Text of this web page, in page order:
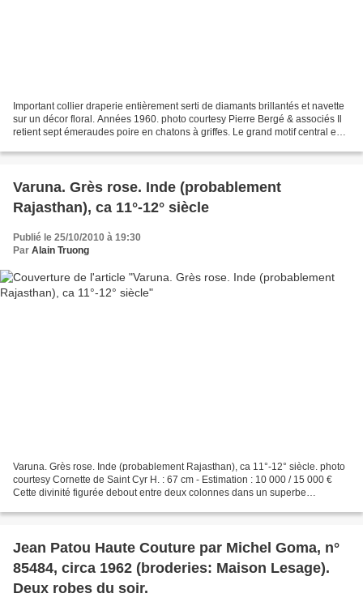
Important collier draperie entièrement serti de diamants brillantés et navette
sur un décor floral. Années 1960. photo courtesy Pierre Bergé & associés Il
retient sept émeraudes poire en chatons à griffes. Le grand motif central est
Varuna. Grès rose. Inde (probablement
Rajasthan), ca 11°-12° siècle
Publié le 25/10/2010 à 19:30
Par Alain Truong
Varuna. Grès rose. Inde (probablement Rajasthan), ca 11°-12° siècle. photo
courtesy Cornette de Saint Cyr H. : 67 cm - Estimation : 10 000 / 15 000 €
Cette divinité figurée debout entre deux colonnes dans un superbe
Jean Patou Haute Couture par Michel Goma, n°
85484, circa 1962 (broderies: Maison Lesage).
Deux robes du soir.